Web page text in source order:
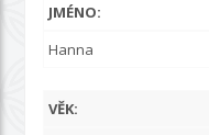
JMÉNO:
Hanna
VĚK: